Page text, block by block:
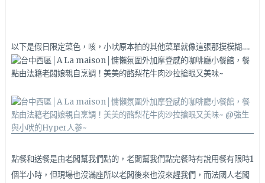
以下是假日限定菜色，咳，小吠原本拍的其他菜單就像這張那摸模糊….
點餐和送餐是由老闆幫我們點的，老闆幫我們點完餐時有說用餐有限時1
個半小時，但現場也沒滿座所以老闆後來也沒來趕我們，而法國人老闆